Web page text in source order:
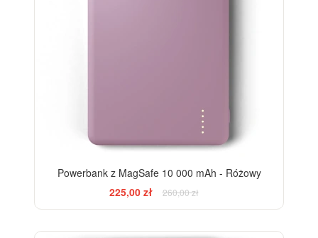
Powerbank z MagSafe 10 000 mAh - Różowy
225,00 zł
260,00 zł